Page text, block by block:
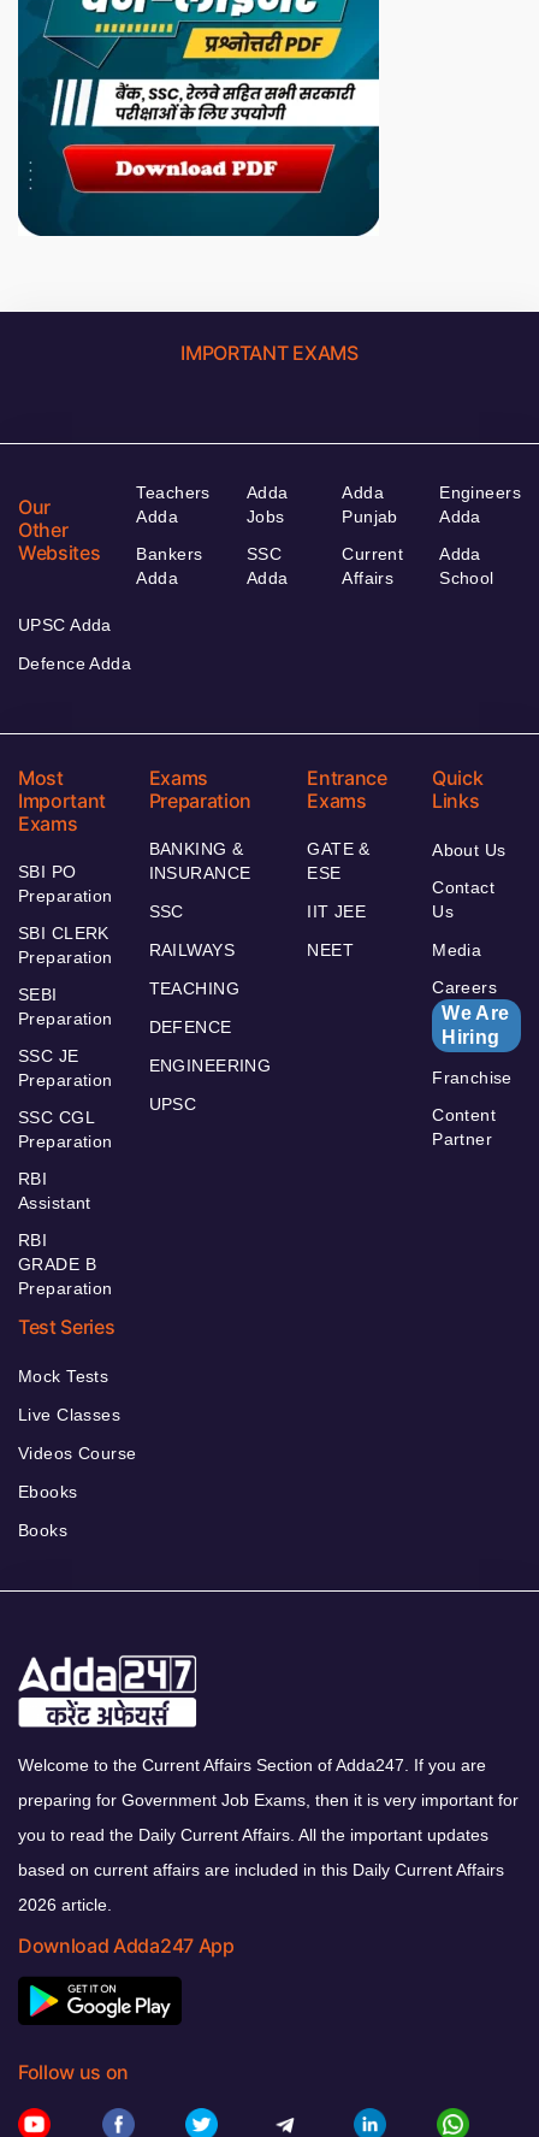
IMPORTANT EXAMS
Our
Other
Websites
Teachers
Adda
Bankers
Adda
Adda
Jobs
SSC
Adda
Adda
Punjab
Current
Affairs
Engineers
Adda
Adda
School
UPSC Adda
Defence Adda
Most
Important
Exams
SBI PO
Preparation
SBI CLERK
Preparation
SEBI
Preparation
SSC JE
Preparation
SSC CGL
Preparation
RBI
Assistant
RBI
GRADE B
Preparation
Exams
Preparation
BANKING &
INSURANCE
SSC
RAILWAYS
TEACHING
DEFENCE
ENGINEERING
UPSC
Entrance
Exams
GATE &
ESE
IIT JEE
NEET
Quick
Links
About Us
Contact
Us
Media
Careers
We Are
Hiring
Franchise
Content
Partner
Test Series
Mock Tests
Live Classes
Videos Course
Ebooks
Books
Welcome to the Current Affairs Section of Adda247. If you are
preparing for Government Job Exams, then it is very important for
you to read the Daily Current Affairs. All the important updates
based on current affairs are included in this Daily Current Affairs
2026 article.
Download Adda247 App
Follow us on